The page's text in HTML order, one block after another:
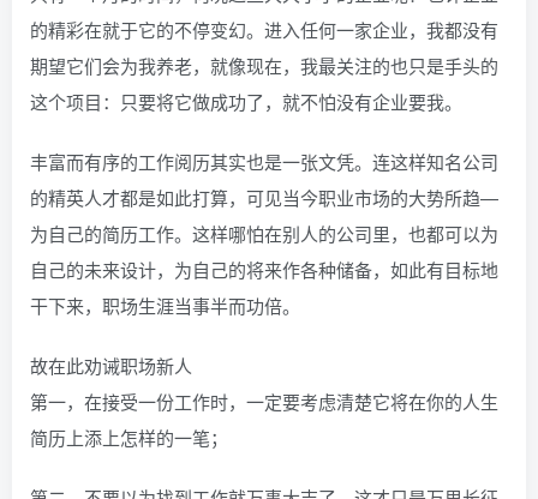
的精彩在就于它的不停变幻。进入任何一家企业，我都没有
期望它们会为我养老，就像现在，我最关注的也只是手头的
这个项目：只要将它做成功了，就不怕没有企业要我。
丰富而有序的工作阅历其实也是一张文凭。连这样知名公司
的精英人才都是如此打算，可见当今职业市场的大势所趋—
为自己的简历工作。这样哪怕在别人的公司里，也都可以为
自己的未来设计，为自己的将来作各种储备，如此有目标地
干下来，职场生涯当事半而功倍。
故在此劝诫职场新人
第一，在接受一份工作时，一定要考虑清楚它将在你的人生
简历上添上怎样的一笔；